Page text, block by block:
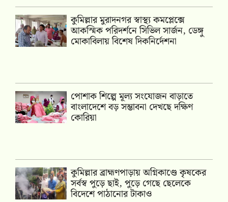
কুমিল্লার মুরাদনগর স্বাস্থ্য কমপ্লেক্সে
আকস্মিক পরিদর্শনে সিভিল সার্জন, ডেঙ্গু
মোকাবিলায় বিশেষ দিকনির্দেশনা
পোশাক শিল্পে মূল্য সংযোজন বাড়াতে
বাংলাদেশে বড় সম্ভাবনা দেখছে দক্ষিণ
কোরিয়া
কুমিল্লার ব্রাহ্মণপাড়ায় অগ্নিকাণ্ডে কৃষকের
সর্বস্ব পুড়ে ছাই, পুড়ে গেছে ছেলেকে
বিদেশে পাঠানোর টাকাও